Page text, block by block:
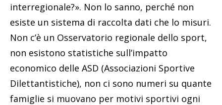
interregionale?». Non lo sanno, perché non
esiste un sistema di raccolta dati che lo misuri.
Non c’è un Osservatorio regionale dello sport,
non esistono statistiche sull’impatto
economico delle ASD (Associazioni Sportive
Dilettantistiche), non ci sono numeri su quante
famiglie si muovano per motivi sportivi ogni